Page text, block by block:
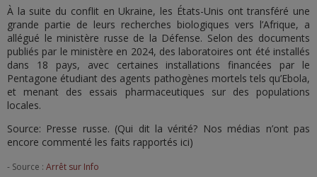
À la suite du conflit en Ukraine, les États-Unis ont transféré une
grande partie de leurs recherches biologiques vers l’Afrique, a
allégué le ministère russe de la Défense. Selon des documents
publiés par le ministère en 2024, des laboratoires ont été installés
dans 18 pays, avec certaines installations financées par le
Pentagone étudiant des agents pathogènes mortels tels qu’Ebola,
et menant des essais pharmaceutiques sur des populations
locales.
Source: Presse russe. (Qui dit la vérité? Nos médias n’ont pas
encore commenté les faits rapportés ici)
- Source : Arrêt sur Info